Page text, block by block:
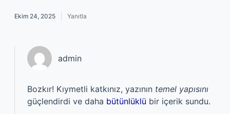
Ekim 24, 2025 Yanıtla
admin
Bozkır! Kıymetli katkınız, yazının temel yapısını
güçlendirdi ve daha bütünlüklü bir içerik sundu.